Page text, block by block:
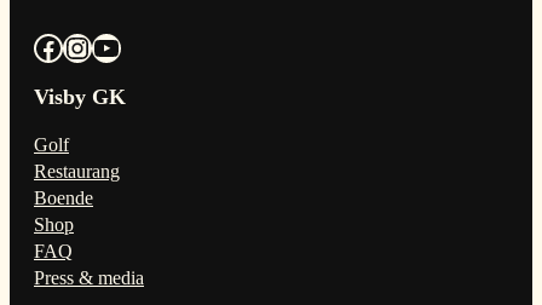
Facebook InstagramYouTube
Visby GK
Golf
Restaurang
Boende
Shop
FAQ
Press & media